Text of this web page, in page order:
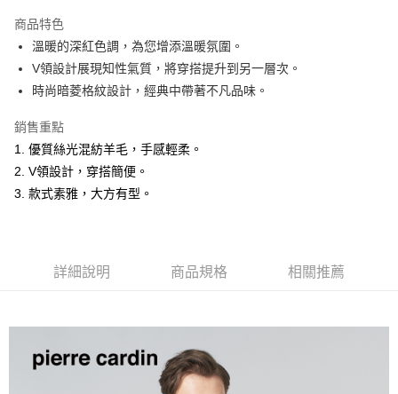
Apple Pay
悠遊付
ATM付款
付款後全家取貨
萊爾富取貨付款
每筆NT$60，滿NT$1,200(含以上)免運費
商品特色
溫暖的深紅色調，為您增添溫暖氛圍。
V領設計展現知性氣質，將穿搭提升到另一層次。
時尚暗菱格紋設計，經典中帶著不凡品味。
銷售重點
1. 優質絲光混紡羊毛，手感輕柔。
2. V領設計，穿搭簡便。
3. 款式素雅，大方有型。
詳細說明 商品規格 相關推薦